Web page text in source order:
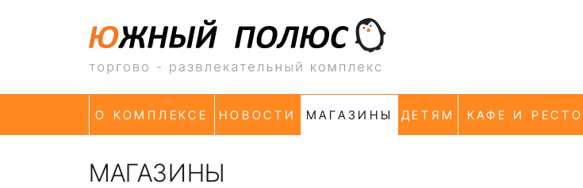
О КОМПЛЕКСЕ
НОВОСТИ МАГАЗИНЫ ДЕТЯМ КАФЕ И
МАГАЗИНЫ